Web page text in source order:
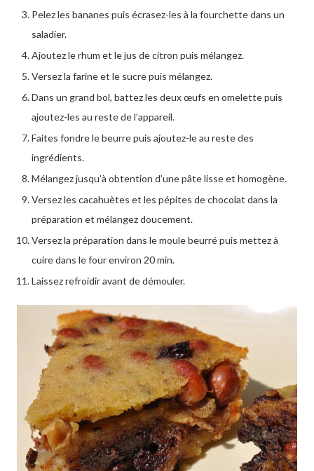
Pelez les bananes puis écrasez-les à la fourchette dans un
saladier.
Ajoutez le rhum et le jus de citron puis mélangez.
Versez la farine et le sucre puis mélangez.
Dans un grand bol, battez les deux œufs en omelette puis
ajoutez-les au reste de l’appareil.
Faites fondre le beurre puis ajoutez-le au reste des
ingrédients.
Mélangez jusqu’à obtention d’une pâte lisse et homogène.
Versez les cacahuètes et les pépites de chocolat dans la
préparation et mélangez doucement.
Versez la préparation dans le moule beurré puis mettez à
cuire dans le four environ 20 min.
Laissez refroidir avant de démouler.